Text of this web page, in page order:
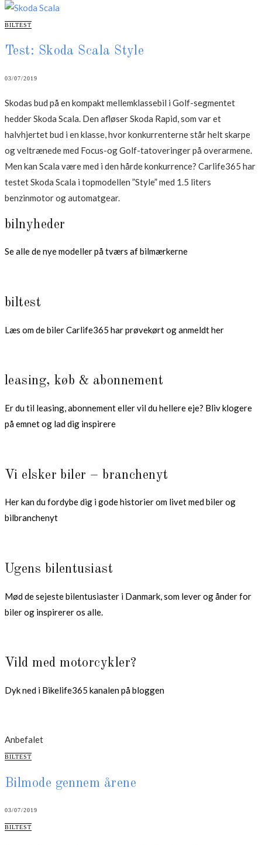
CATEGORIES
BILTEST
Test: Skoda Scala Style
03/07/2019
Skodas bud på en kompakt mellemklassebil i Golf-segmentet
hedder Skoda Scala. Den afløser Skoda Rapid, som var et
halvhjertet bud i en klasse, hvor konkurrenterne står helt skarpe
og veltrænede med Focus-og Golf-tatoveringer på overarmene.
Men kan Scala være med i den hårde konkurrence? Carlife365 har
testet Skoda Scala i topmodellen ”Style” med 1.5 liters
benzinmotor og automatgear.
bilnyheder
Se alle de nye modeller på tværs af bilmærkerne
biltest
Læs om de biler Carlife365 har prøvekørt og anmeldt her
leasing, køb & abonnement
Er du til leasing, abonnement eller vil du hellere eje? Bliv klogere
på emnet og lad dig inspirere
Vi elsker biler – branchenyt
Her kan du fordybe dig i gode historier om livet med biler og
bilbranchenyt
Ugens bilentusiast
Mød de sejeste bilentusiaster i Danmark, som lever og ånder for
biler og inspirerer os alle.
Vild med motorcykler?
Dyk ned i Bikelife365 kanalen på bloggen
Anbefalet
CATEGORIES
BILTEST
Bilmode gennem årene
03/07/2019
CATEGORIES
BILTEST